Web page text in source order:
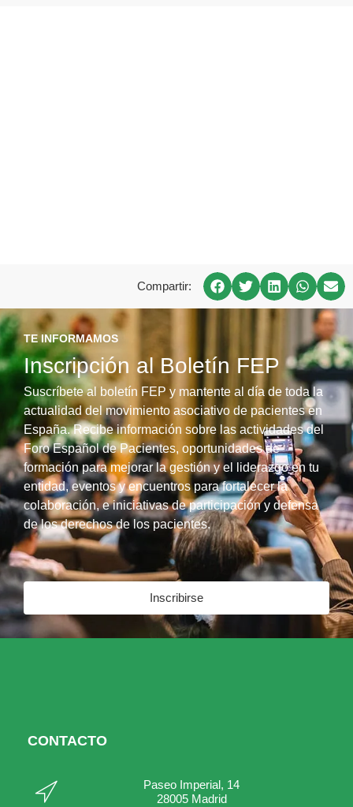
Compartir:
TE INFORMAMOS
Inscripción al Boletín FEP
Suscríbete al boletín FEP y mantente al día de toda la
actualidad del movimiento asociativo de pacientes en
España. Recibe información sobre las actividades del
Foro Español de Pacientes, oportunidades de
formación para mejorar la gestión y el liderazgo en tu
entidad, eventos y encuentros para fortalecer la
colaboración, e iniciativas de participación y defensa
de los derechos de los pacientes.
Inscribirse
CONTACTO
Paseo Imperial, 14
28005 Madrid